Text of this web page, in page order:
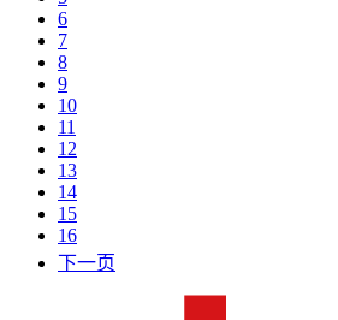
6
7
8
9
10
11
12
13
14
15
16
下一页